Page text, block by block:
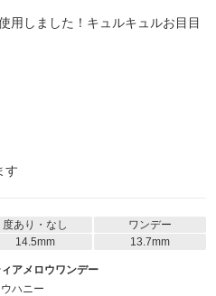
用しました！キュルキュルお目目
す
度あり・なし
ワンデー
14.5mm
13.7mm
アメロウワンデー
ハニー